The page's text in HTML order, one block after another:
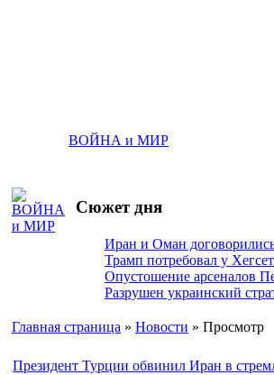
ВОЙНА и МИР
Сюжет дня
Иран и Оман
Трамп потребовал у
Опустошение арсеналов
Разрушен украинский
Главная страница » Новости » Просмотр
Президент Турции обвинил Иран в